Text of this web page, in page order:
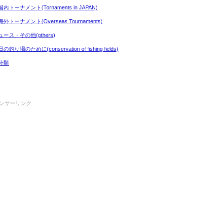
内トーナメント(Tornaments in JAPAN)
外トーナメント(Overseas Tournaments)
ース・その他(others)
の釣り場のために(conservation of fishing fields)
類
サーリンク